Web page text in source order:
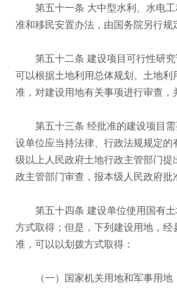
第五十一条 大中型水利、水电工
准和移民安置办法，由国务院另行规
第五十二条 建设项目可行性研究
可以根据土地利用总体规划、土地
准，对建设用地有关事项进行审查，
第五十三条 经批准的建设项目需
设单位应当持法律、行政法规规定
级以上人民政府土地行政主管部门
政主管部门审查，报本级人民政府批
第五十四条 建设单位使用国有土
方式取得；但是，下列建设用地，
准，可以以划拨方式取得：
（一）国家机关用地和军事用地